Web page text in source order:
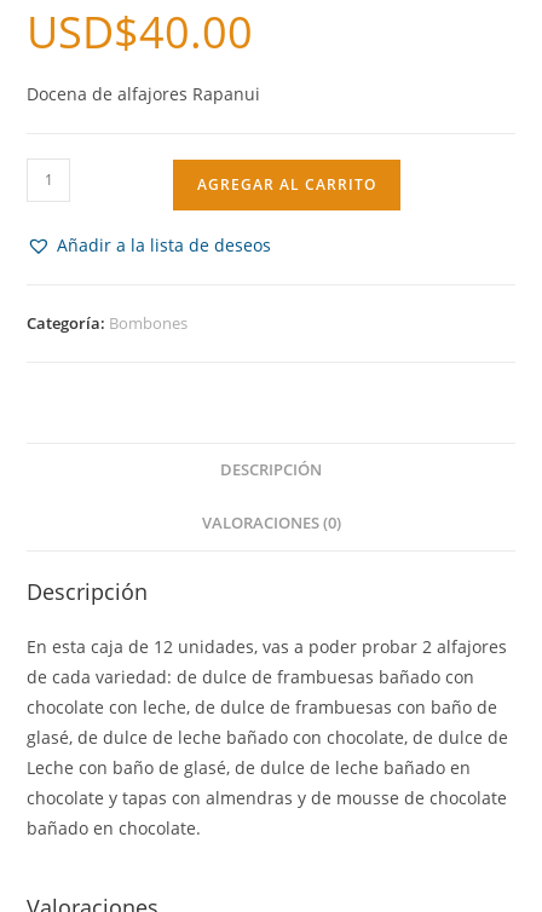
USD$40.00
Docena de alfajores Rapanui
AGREGAR AL CARRITO
Añadir a la lista de deseos
Categoría: Bombones
DESCRIPCIÓN
VALORACIONES (0)
Descripción
En esta caja de 12 unidades, vas a poder probar 2 alfajores
de cada variedad: de dulce de frambuesas bañado con
chocolate con leche, de dulce de frambuesas con baño de
glasé, de dulce de leche bañado con chocolate, de dulce de
Leche con baño de glasé, de dulce de leche bañado en
chocolate y tapas con almendras y de mousse de chocolate
bañado en chocolate.